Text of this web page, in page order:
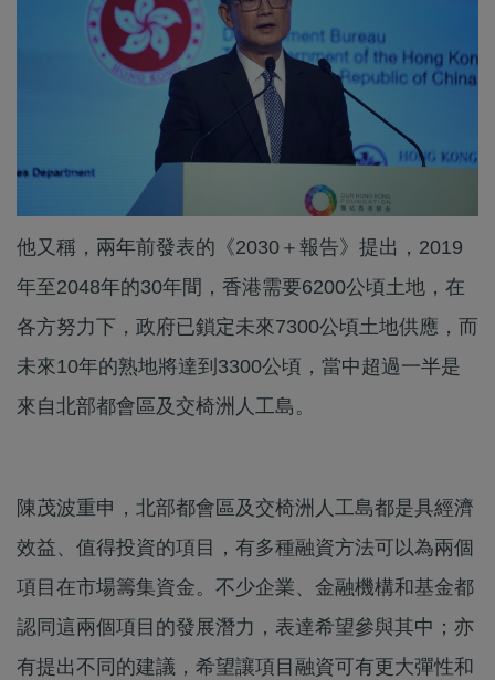
他又稱，兩年前發表的《2030＋報告》提出，2019
年至2048年的30年間，香港需要6200公頃土地，在
各方努力下，政府已鎖定未來7300公頃土地供應，而
未來10年的熟地將達到3300公頃，當中超過一半是
來自北部都會區及交椅洲人工島。
陳茂波重申，北部都會區及交椅洲人工島都是具經濟
效益、值得投資的項目，有多種融資方法可以為兩個
項目在市場籌集資金。不少企業、金融機構和基金都
認同這兩個項目的發展潛力，表達希望參與其中；亦
有提出不同的建議，希望讓項目融資可有更大彈性和